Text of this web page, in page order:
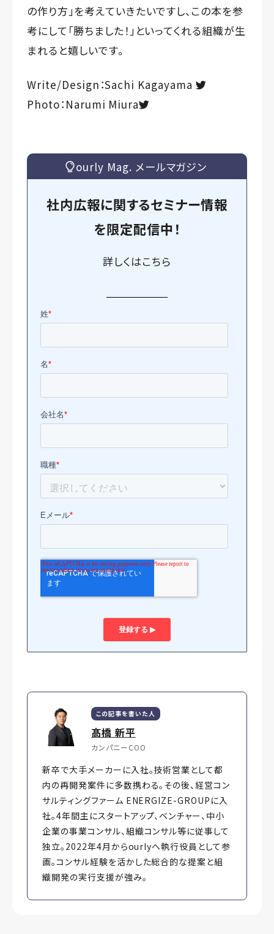
の作り方」を考えていきたいですし、この本を参
考にして「勝ちました！」といってくれる組織が生
まれると嬉しいです。
Write/Design：Sachi Kagayama
Photo：Narumi Miura
ourly Mag. メールマガジン
社内広報に関するセミナー情報
を限定配信中！
詳しくはこちら
この記事を書いた人
髙橋 新平
カンパニーCOO
新卒で大手メーカーに入社。技術営業として都
内の再開発案件に多数携わる。その後、経営コン
サルティングファーム ENERGIZE-GROUPに入
社。4年間主にスタートアップ、ベンチャー、中小
企業の事業コンサル、組織コンサル等に従事して
独立。2022年4月からourlyへ執行役員として参
画。コンサル経験を活かした総合的な提案と組
織開発の実行支援が強み。